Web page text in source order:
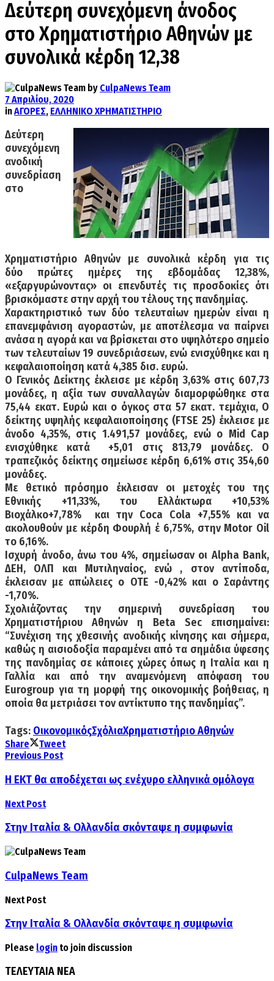
Δεύτερη συνεχόμενη άνοδος
στο Χρηματιστήριο Αθηνών με
συνολικά κέρδη 12,38
by CulpaNews Team
7 Απριλίου, 2020
inΑΓΟΡΕΣ, ΕΛΛΗΝΙΚΟ ΧΡΗΜΑΤΙΣΤΗΡΙΟ
Δεύτερη
συνεχόμενη
ανοδική
συνεδρίαση
στο
Χρηματιστήριο Αθηνών με συνολικά κέρδη για τις
δύοπρώτες ημέρες της εβδομάδας 12,38%,
«εξαργυρώνοντας» οι επενδυτές τις προσδοκίες ότι
βρισκόμαστε στην αρχή του τέλους της πανδημίας.
Χαρακτηριστικό των δύο τελευταίων ημερών είναι η
επανεμφάνιση αγοραστών, με αποτέλεσμα να παίρνει
ανάσα η αγορά και να βρίσκεται στο υψηλότερο σημείο
των τελευταίων 19 συνεδριάσεων, ενώ ενισχύθηκε και η
κεφαλαιοποίηση κατά 4,385 δισ. ευρώ.
Ο Γενικός Δείκτης έκλεισε με κέρδη 3,63% στις 607,73
μονάδες, η αξία των συναλλαγών διαμορφώθηκε στα
75,44 εκατ. Ευρώ και ο όγκος στα 57 εκατ. τεμάχια, Ο
δείκτης υψηλής κεφαλαιοποίησης (FTSE 25) έκλεισε με
άνοδο 4,35%, στις 1.491,57 μονάδες, ενώ ο Mid Cap
ενισχύθηκε κατά
+5,01 στις 813,79 μονάδες. Ο
τραπεζικός δείκτης σημείωσε κέρδη 6,61% στις 354,60
μονάδες.
Με θετικό πρόσημο έκλεισαν οι μετοχές του της
Εθνικής +11,33%, του Ελλάκτωρα +10,53%
Βιοχάλκο+7,78%
και την Coca Cola +7,55% και να
ακολουθούν με κέρδη Φουρλή έ 6,75%, στην Motor Oil
το 6,16%.
Ισχυρή άνοδο, άνω του 4%, σημείωσαν οι Alpha Bank,
ΔΕΗ, ΟΛΠ και Μυτιληναίος, ενώ , στον αντίποδα,
έκλεισαν με απώλειες ο ΟΤΕ -0,42% και ο Σαράντης
-1,70%.
Σχολιάζοντας την σημερινή συνεδρίαση του
Χρηματιστήριου Αθηνών η Beta Sec επισημαίνει:
“Συνέχιση της χθεσινής ανοδικής κίνησης και σήμερα,
καθώς η αισιοδοξία παραμένει από τα σημάδια ύφεσης
της πανδημίας σε κάποιες χώρες όπως η Ιταλία και η
Γαλλία και από την αναμενόμενη απόφαση του
Eurogroup για τη μορφή της οικονομικής βοήθειας, η
οποία θα μετριάσει τον αντίκτυπο της πανδημίας”.
Tags: ΟικονομικόςΣχόλιαΧρηματιστήριο Αθηνών
Share
Tweet
Previous Post
Η ΕΚΤ θα αποδέχεται ως ενέχυρο ελληνικά ομόλογα
Next Post
Στην Ιταλία & Oλλανδία σκόνταψε η συμφωνία
CulpaNews Team
Next Post
Στην Ιταλία & Oλλανδία σκόνταψε η συμφωνία
Please login to join discussion
ΤΕΛΕΥΤΑΙΑ ΝΕΑ